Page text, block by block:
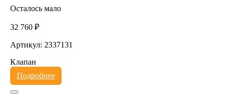
Осталось мало
32 760 ₽
Артикул: 2337131
Клапан
Подробнее